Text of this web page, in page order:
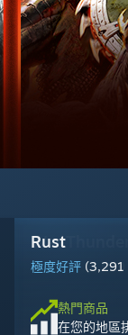
War Thunder
褒貶不一 (3,989
熱門商品
在您的地區
Rust
極度好評 (3,291
熱門商品
在您的地區
《Apex 英雄》
褒貶不一
熱門商品
在您的地區
Counter-
大多好評
熱門商品
在您的地區
GRAIN ROT
極度好評 (87 篇
熱門商品
在您的地區
Tom
褒貶不一 (244
熱門商品
在您的地區
Wuthering
極度好評 (2,366
熱門商品
在您的地區
戰地風雲™ 6
褒貶不一 (2,442
熱門商品
在您的地區
Big Walk
極度好評 (4,839
熱門商品
在您的地區
Steam
在您的地區
《虹彩六號：
大多好評
熱門商品
在您的地區
霧影獵人
褒貶不一 (8,578
熱門商品
在您的地區